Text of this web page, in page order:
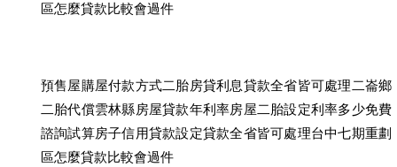
區怎麼貸款比較會過件
預售屋購屋付款方式二胎房貸利息貸款全省皆可處理二崙鄉
二胎代償雲林縣房屋貸款年利率房屋二胎設定利率多少免費
諮詢試算房子信用貸款設定貸款全省皆可處理台中七期重劃
區怎麼貸款比較會過件